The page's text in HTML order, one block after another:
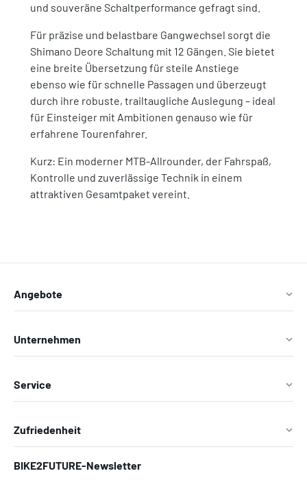
und souveräne Schaltperformance gefragt sind.
Für präzise und belastbare Gangwechsel sorgt die
Shimano Deore Schaltung mit 12 Gängen. Sie bietet
eine breite Übersetzung für steile Anstiege
ebenso wie für schnelle Passagen und überzeugt
durch ihre robuste, trailtaugliche Auslegung – ideal
für Einsteiger mit Ambitionen genauso wie für
erfahrene Tourenfahrer.
Kurz: Ein moderner MTB-Allrounder, der Fahrspaß,
Kontrolle und zuverlässige Technik in einem
attraktiven Gesamtpaket vereint.
Angebote
Unternehmen
Service
Zufriedenheit
BIKE2FUTURE-Newsletter